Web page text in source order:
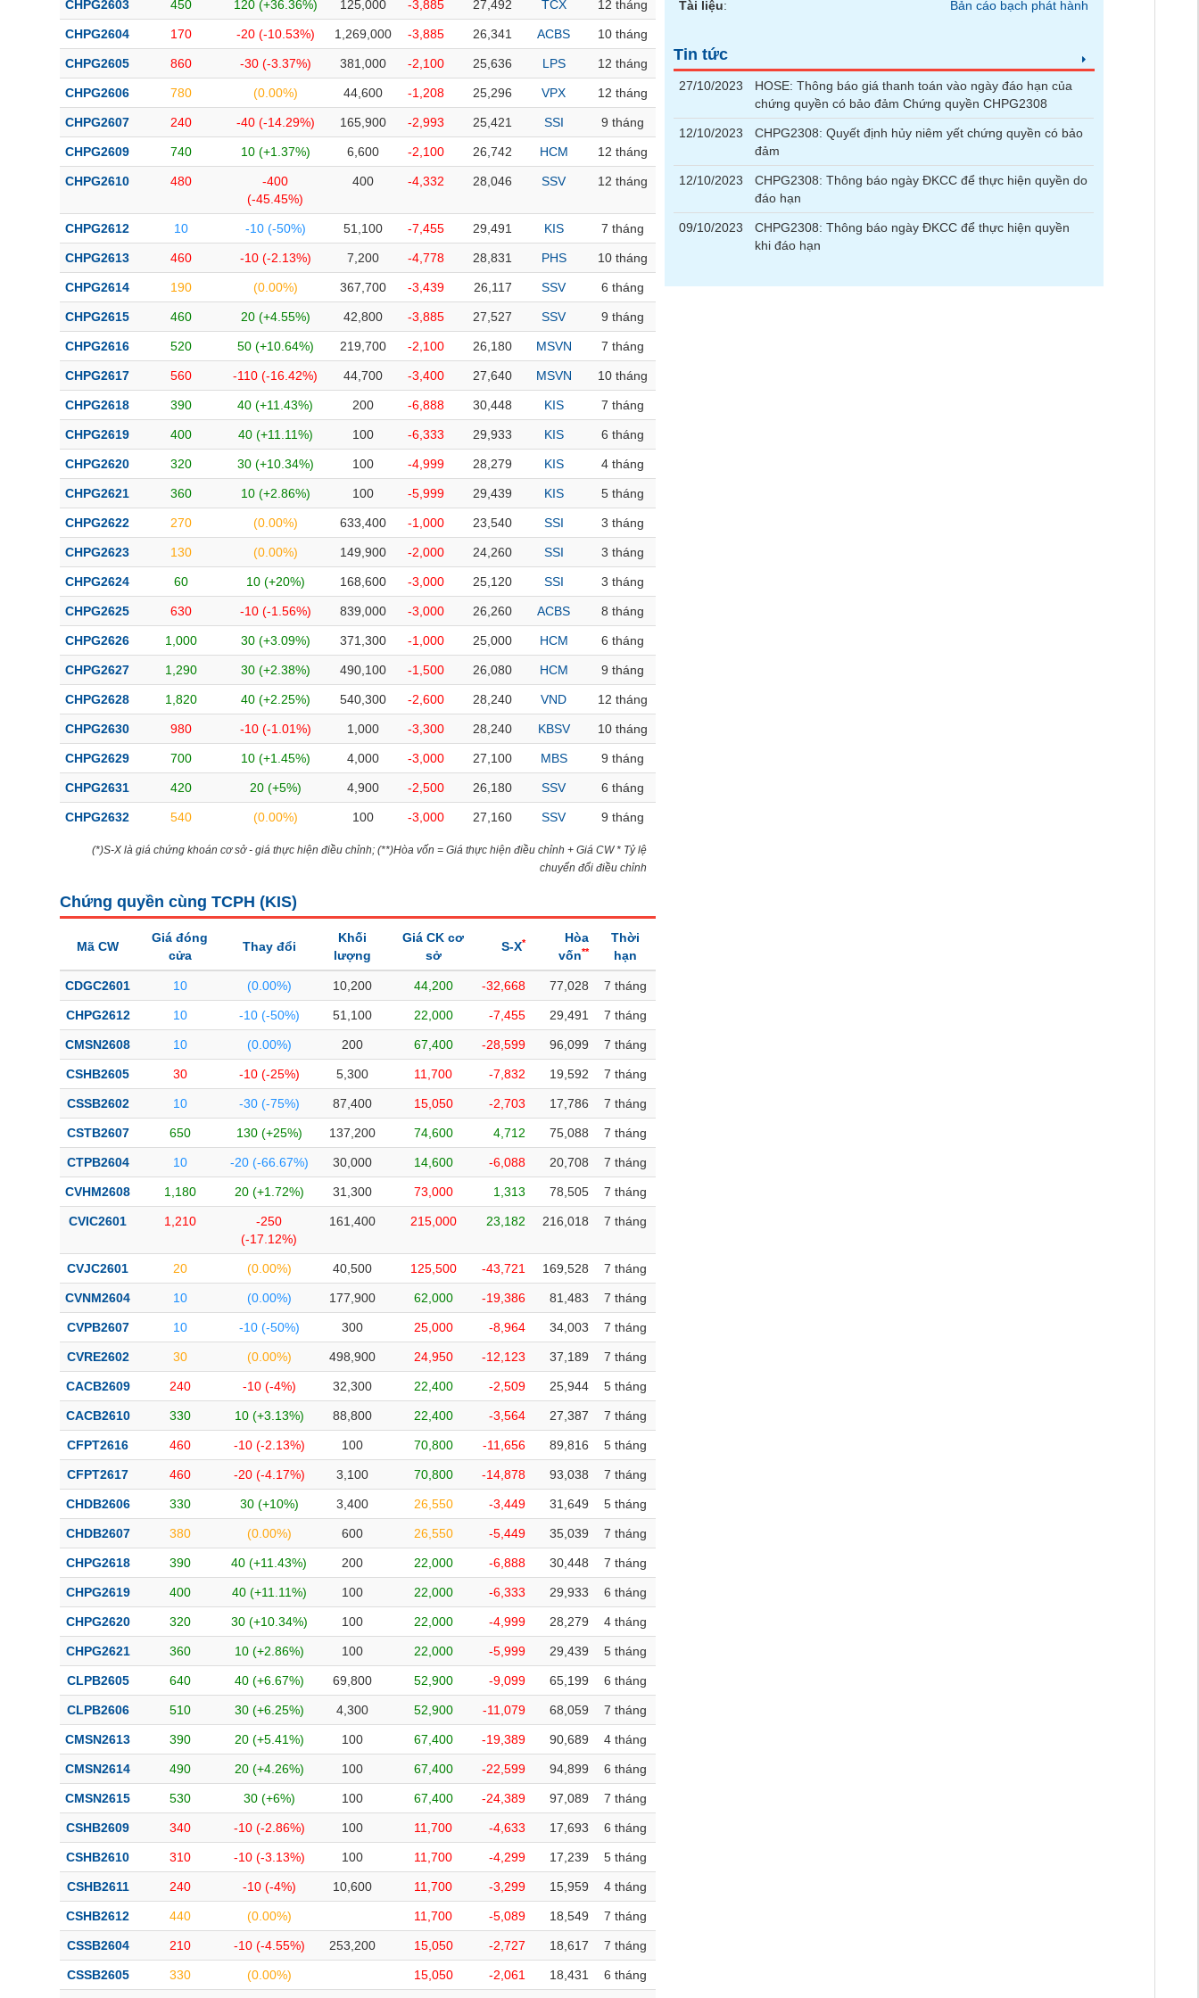
CHPG2603 450 120 (+36.36%) 125,000 -3,885 27,492 TCX 12 tháng
CHPG2604 170 -20 (-10.53%) 1,269,000 -3,885 26,341 ACBS 10 tháng
CHPG2605 860 -30 (-3.37%) 381,000 -2,100 25,636 LPS 12 tháng
CHPG2606 780 (0.00%) 44,600 -1,208 25,296 VPX 12 tháng
CHPG2607 240 -40 (-14.29%) 165,900 -2,993 25,421 SSI 9 tháng
CHPG2609 740 10 (+1.37%) 6,600 -2,100 26,742 HCM 12 tháng
CHPG2610 480
-400
(-45.45%)
400 -4,332 28,046 SSV 12 tháng
CHPG2612 10 -10 (-50%) 51,100 -7,455 29,491 KIS 7 tháng
CHPG2613 460 -10 (-2.13%) 7,200 -4,778 28,831 PHS 10 tháng
CHPG2614 190 (0.00%) 367,700 -3,439 26,117 SSV 6 tháng
CHPG2615 460 20 (+4.55%) 42,800 -3,885 27,527 SSV 9 tháng
CHPG2616 520 50 (+10.64%) 219,700 -2,100 26,180 MSVN 7 tháng
CHPG2617 560 -110 (-16.42%) 44,700 -3,400 27,640 MSVN 10 tháng
CHPG2618 390 40 (+11.43%) 200 -6,888 30,448 KIS 7 tháng
CHPG2619 400 40 (+11.11%) 100 -6,333 29,933 KIS 6 tháng
CHPG2620 320 30 (+10.34%) 100 -4,999 28,279 KIS 4 tháng
CHPG2621 360 10 (+2.86%) 100 -5,999 29,439 KIS 5 tháng
CHPG2622 270 (0.00%) 633,400 -1,000 23,540 SSI 3 tháng
CHPG2623 130 (0.00%) 149,900 -2,000 24,260 SSI 3 tháng
CHPG2624 60 10 (+20%) 168,600 -3,000 25,120 SSI 3 tháng
CHPG2625 630 -10 (-1.56%) 839,000 -3,000 26,260 ACBS 8 tháng
CHPG2626 1,000 30 (+3.09%) 371,300 -1,000 25,000 HCM 6 tháng
CHPG2627 1,290 30 (+2.38%) 490,100 -1,500 26,080 HCM 9 tháng
CHPG2628 1,820 40 (+2.25%) 540,300 -2,600 28,240 VND 12 tháng
CHPG2630 980 -10 (-1.01%) 1,000 -3,300 28,240 KBSV 10 tháng
CHPG2629 700 10 (+1.45%) 4,000 -3,000 27,100 MBS 9 tháng
CHPG2631 420 20 (+5%) 4,900 -2,500 26,180 SSV 6 tháng
CHPG2632 540 (0.00%) 100 -3,000 27,160 SSV 9 tháng
(*)S-X là giá chứng khoán cơ sở - giá thực hiện điều chỉnh; (**)Hòa vốn = Giá thực hiện điều chỉnh + Giá CW * Tỷ lệ
chuyển đổi điều chỉnh
Chứng quyền cùng TCPH (KIS)
Mã CW
Giá đóng
cửa
Thay đổi
Khối
lượng
Giá CK cơ
sở
S-X*
Hòa
vốn**
Thời
hạn
CDGC2601 10 (0.00%) 10,200 44,200 -32,668 77,028 7 tháng
CHPG2612 10 -10 (-50%) 51,100 22,000 -7,455 29,491 7 tháng
CMSN2608 10 (0.00%) 200 67,400 -28,599 96,099 7 tháng
CSHB2605 30 -10 (-25%) 5,300 11,700 -7,832 19,592 7 tháng
CSSB2602 10 -30 (-75%) 87,400 15,050 -2,703 17,786 7 tháng
CSTB2607 650 130 (+25%) 137,200 74,600 4,712 75,088 7 tháng
CTPB2604 10 -20 (-66.67%) 30,000 14,600 -6,088 20,708 7 tháng
CVHM2608 1,180 20 (+1.72%) 31,300 73,000 1,313 78,505 7 tháng
CVIC2601 1,210
-250
(-17.12%)
161,400 215,000 23,182 216,018 7 tháng
CVJC2601 20 (0.00%) 40,500 125,500 -43,721 169,528 7 tháng
CVNM2604 10 (0.00%) 177,900 62,000 -19,386 81,483 7 tháng
CVPB2607 10 -10 (-50%) 300 25,000 -8,964 34,003 7 tháng
CVRE2602 30 (0.00%) 498,900 24,950 -12,123 37,189 7 tháng
CACB2609 240 -10 (-4%) 32,300 22,400 -2,509 25,944 5 tháng
CACB2610 330 10 (+3.13%) 88,800 22,400 -3,564 27,387 7 tháng
CFPT2616 460 -10 (-2.13%) 100 70,800 -11,656 89,816 5 tháng
CFPT2617 460 -20 (-4.17%) 3,100 70,800 -14,878 93,038 7 tháng
CHDB2606 330 30 (+10%) 3,400 26,550 -3,449 31,649 5 tháng
CHDB2607 380 (0.00%) 600 26,550 -5,449 35,039 7 tháng
CHPG2618 390 40 (+11.43%) 200 22,000 -6,888 30,448 7 tháng
CHPG2619 400 40 (+11.11%) 100 22,000 -6,333 29,933 6 tháng
CHPG2620 320 30 (+10.34%) 100 22,000 -4,999 28,279 4 tháng
CHPG2621 360 10 (+2.86%) 100 22,000 -5,999 29,439 5 tháng
CLPB2605 640 40 (+6.67%) 69,800 52,900 -9,099 65,199 6 tháng
CLPB2606 510 30 (+6.25%) 4,300 52,900 -11,079 68,059 7 tháng
CMSN2613 390 20 (+5.41%) 100 67,400 -19,389 90,689 4 tháng
CMSN2614 490 20 (+4.26%) 100 67,400 -22,599 94,899 6 tháng
CMSN2615 530 30 (+6%) 100 67,400 -24,389 97,089 7 tháng
CSHB2609 340 -10 (-2.86%) 100 11,700 -4,633 17,693 6 tháng
CSHB2610 310 -10 (-3.13%) 100 11,700 -4,299 17,239 5 tháng
CSHB2611 240 -10 (-4%) 10,600 11,700 -3,299 15,959 4 tháng
CSHB2612 440 (0.00%) 11,700 -5,089 18,549 7 tháng
CSSB2604 210 -10 (-4.55%) 253,200 15,050 -2,727 18,617 7 tháng
CSSB2605 330 (0.00%) 15,050 -2,061 18,431 6 tháng
Tài liệu: Bản cáo bạch phát hành
Tin tức
27/10/2023
HOSE: Thông báo giá thanh toán vào ngày đáo hạn của
chứng quyền có bảo đảm Chứng quyền CHPG2308
12/10/2023
CHPG2308: Quyết định hủy niêm yết chứng quyền có bảo
đảm
12/10/2023
CHPG2308: Thông báo ngày ĐKCC để thực hiện quyền do
đáo hạn
09/10/2023
CHPG2308: Thông báo ngày ĐKCC để thực hiện quyền
khi đáo hạn
Bài viết của tác giả(-)
Báo cáo phân tích (-)
Thuật ngữ(-)
Dịch vụ(-)
Đào tạo
Sách tài chính
Công cụ đầu tư
Truyền thông tài chính
Dữ liệu tài chính